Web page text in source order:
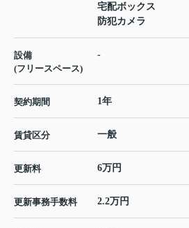
宅配ボックス
防犯カメラ
設備
(フリースペース)
-
契約期間 1年
賃貸区分 一般
更新料 6万円
更新事務手数料 2.2万円